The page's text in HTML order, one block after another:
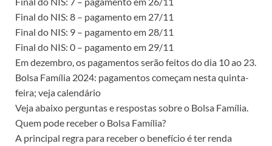
Final do NIS: 8 – pagamento em 27/11
Final do NIS: 9 – pagamento em 28/11
Final do NIS: 0 – pagamento em 29/11
Em dezembro, os pagamentos serão feitos do dia 10 ao 23.
Bolsa Família 2024: pagamentos começam nesta quinta-
feira; veja calendário
Veja abaixo perguntas e respostas sobre o Bolsa Família.
Quem pode receber o Bolsa Família?
A principal regra para receber o benefício é ter renda